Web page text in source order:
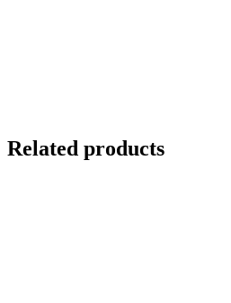
Related products